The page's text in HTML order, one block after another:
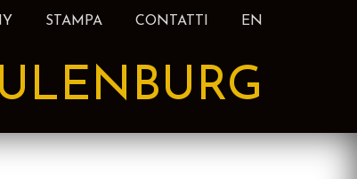
STAMPA CONTATTI EN